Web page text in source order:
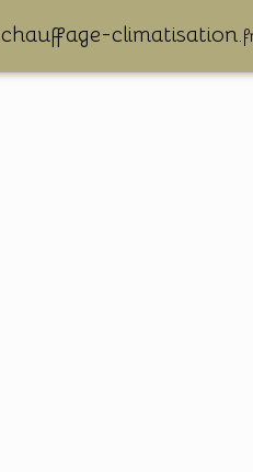
chauffage-climatisation.